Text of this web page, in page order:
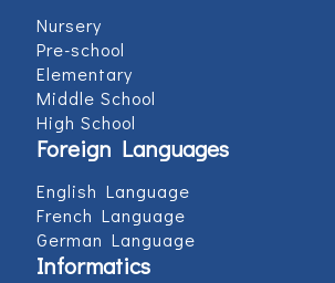
Nursery
Pre-school
Elementary
Middle School
High School
Foreign Languages
English Language
French Language
German Language
Informatics